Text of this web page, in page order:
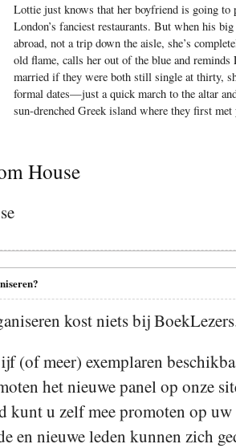
Lottie just knows that her boyfriend is going to
London’s fanciest restaurants. But when his
abroad, not a trip down the aisle, she’s
old flame, calls her out of the blue and
married if they were both still single at thirty,
formal dates—just a quick march to the altar
sun-drenched Greek island where they first met
House
kost niets bij
(of meer) exemplaren
het nieuwe panel op onze
kunt u zelf mee promoten op uw
en nieuwe leden kunnen zich